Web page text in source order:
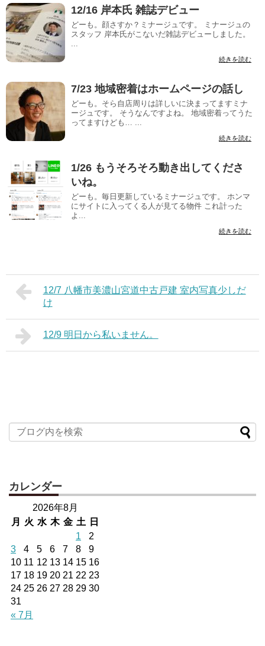
12/16 岸本氏 雑誌デビュー
どーも。顔さすか？ミナージュです。 ミナージュの
スタッフ 岸本氏がこないだ雑誌デビューしました。
続きを読む
7/23 地域密着はホームページの話し
どーも。そら自店周りは詳しいに決まってますミナ
ージュです。 そうなんですよね。 地域密着ってうた
ってますけども… ...
続きを読む
1/26 もうそろそろ動き出してくださ
いね。
どーも。毎日更新しているミナージュです。 ホンマ
にサイトに入ってくる人が見てる物件 これ計った
よ...
続きを読む
12/7 八幡市美濃山宮道中古戸建 室内写真少しだ
け
12/9 明日から私いません。
カレンダー
2026年8月
月
火 水 木 金 土 日
« 7月
1
2
3
4 5 6 7 8
9
10 11 12 13 14 15 16
17 18 19 20 21 22 23
24 25 26 27 28 29 30
31